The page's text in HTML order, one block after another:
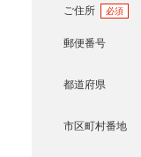
ご住所 必須
郵便番号
都道府県
市区町村番地